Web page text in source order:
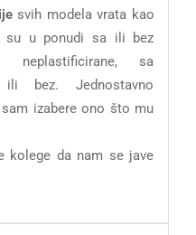
svih modela vrata kao
su u ponudi sa ili bez
neplastificirane, sa
ili bez. Jednostavno
izabere ono što mu
kolege da nam se jave